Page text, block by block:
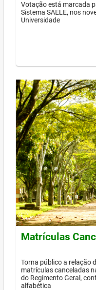
Votação está marcada
Sistema SAELE, nos
Universidade
Matrículas
Torna público a relação
matrículas canceladas
do Regimento Geral,
alfabética